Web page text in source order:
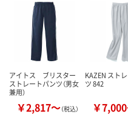
数量
カゴへ
アイトス ブリスター
ストレートパンツ（男女
兼用）
￥2,817～（税込）
KAZEN スト
ツ 842
￥